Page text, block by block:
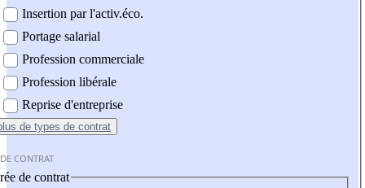
Insertion par l'activ.éco.
Portage salarial
Profession commerciale
Profession libérale
Reprise d'entreprise
de types de contrat
CONTRAT
de contrat